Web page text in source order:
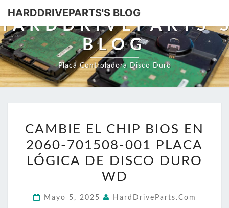
HARDDRIVEPARTS'S BLOG
BLOG
Placa Controladora Disco Duro
EL
CHIP
BIOS
EN
701508-
CAMBIE EL CHIP BIOS EN
2060-701508-001 PLACA
LÓGICA DE DISCO DURO
WD
Mayo 5, 2025 HardDriveParts.com